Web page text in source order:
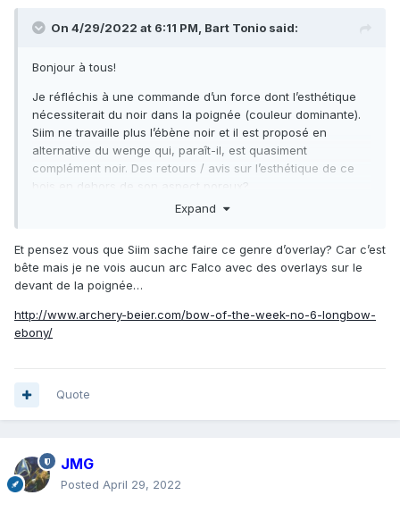
On 4/29/2022 at 6:11 PM, Bart Tonio said:
Bonjour à tous!
Je réfléchis à une commande d’un force dont l’esthétique
nécessiterait du noir dans la poignée (couleur dominante).
Siim ne travaille plus l’ébène noir et il est proposé en
alternative du wenge qui, paraît-il, est quasiment
complément noir. Des retours / avis sur l’esthétique de ce
bois en dehors de son aspect poreux?
Expand
Et pensez vous que Siim sache faire ce genre d’overlay? Car c’est
bête mais je ne vois aucun arc Falco avec des overlays sur le
devant de la poignée…
http://www.archery-beier.com/bow-of-the-week-no-6-longbow-
ebony/
Quote
JMG
Posted April 29, 2022